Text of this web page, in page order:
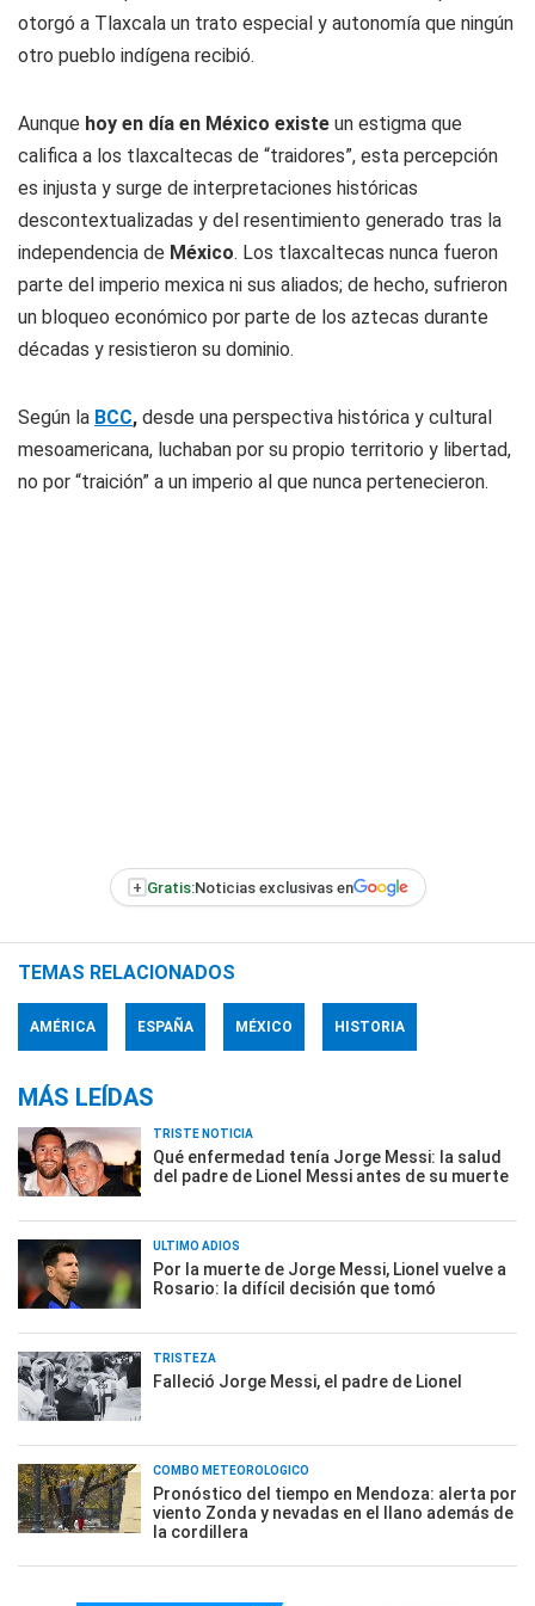
otorgó a Tlaxcala un trato especial y autonomía que ningún
otro pueblo indígena recibió.
Aunque hoy en día en México existe un estigma que
califica a los tlaxcaltecas de “traidores”, esta percepción
es injusta y surge de interpretaciones históricas
descontextualizadas y del resentimiento generado tras la
independencia de México. Los tlaxcaltecas nunca fueron
parte del imperio mexica ni sus aliados; de hecho, sufrieron
un bloqueo económico por parte de los aztecas durante
décadas y resistieron su dominio.
Según la BCC, desde una perspectiva histórica y cultural
mesoamericana, luchaban por su propio territorio y libertad,
no por “traición” a un imperio al que nunca pertenecieron.
+ Gratis:Noticias exclusivas en
TEMAS RELACIONADOS
AMÉRICA ESPAÑA MÉXICO HISTORIA
MÁS LEÍDAS
TRISTE NOTICIA
Qué enfermedad tenía Jorge Messi: la salud
del padre de Lionel Messi antes de su muerte
ÚLTIMO ADIÓS
Por la muerte de Jorge Messi, Lionel vuelve a
Rosario: la difícil decisión que tomó
TRISTEZA
Falleció Jorge Messi, el padre de Lionel
COMBO METEOROLÓGICO
Pronóstico del tiempo en Mendoza: alerta por
viento Zonda y nevadas en el llano además de
la cordillera